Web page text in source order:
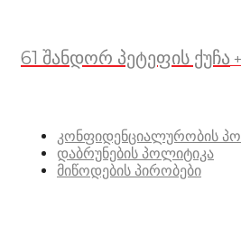
61 შანდორ პეტეფის ქუჩა
კონფიდენციალურობის
დაბრუნების პოლიტიკა
მიწოდების პირობები